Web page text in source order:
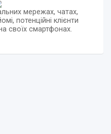
мережах, чатах,
потенційні клієнти
своїх смартфонах.